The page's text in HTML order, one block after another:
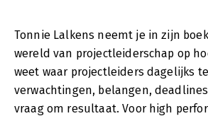
bent daar een belangrijk onderdeel van
projectleider daar zeker de nodigde
er de juiste sturing aan geven.
Dit boek zal jou zeker inspireren. Maak
pak de regie over jouw succes!
Tonnie Lalkens neemt je in zijn
wereld van projectleiderschap op
weet waar projectleiders dagelijks
verwachtingen, belangen,
vraag om resultaat. Voor high